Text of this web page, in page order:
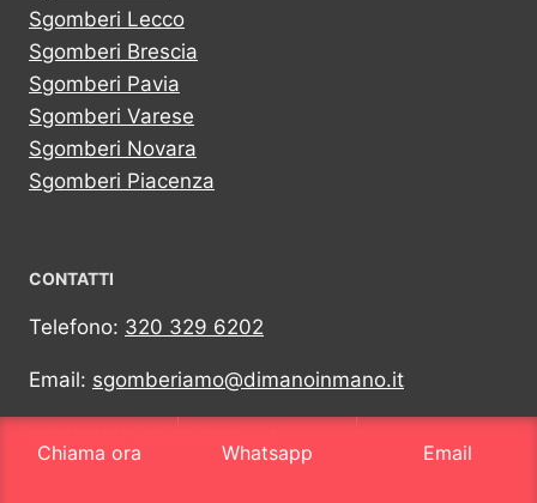
Sgomberi Lecco
Sgomberi Brescia
Sgomberi Pavia
Sgomberi Varese
Sgomberi Novara
Sgomberi Piacenza
CONTATTI
Telefono: 320 329 6202
Email: sgomberiamo@dimanoinmano.it
Chiama ora
Whatsapp Email